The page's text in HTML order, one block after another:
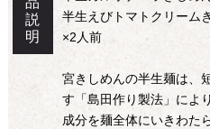
説
明
半生えびトマトクリーム
×2人前
宮きしめんの半生麺は、
す「島田作り製法」によ
成分を麺全体にいきわた